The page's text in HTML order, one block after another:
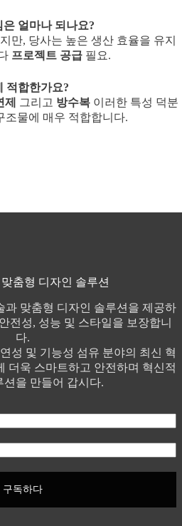
얼마나 되나요?
만, 당사는 높은 생산 효율을 유지
프로젝트 공급 필요.
적합한가요?
제 그리고 방수복 이러한 특성 덕분
조물에 매우 적합합니다.
춤형 디자인 솔루션
맞춤형 디자인 솔루션을 제공하
전성, 성능 및 스타일을 보장합니
다.
성 및 기능성 섬유 분야의 최신 혁
더욱 스마트하고 안전하며 혁신적
션을 만들어 갑시다.
구독하다